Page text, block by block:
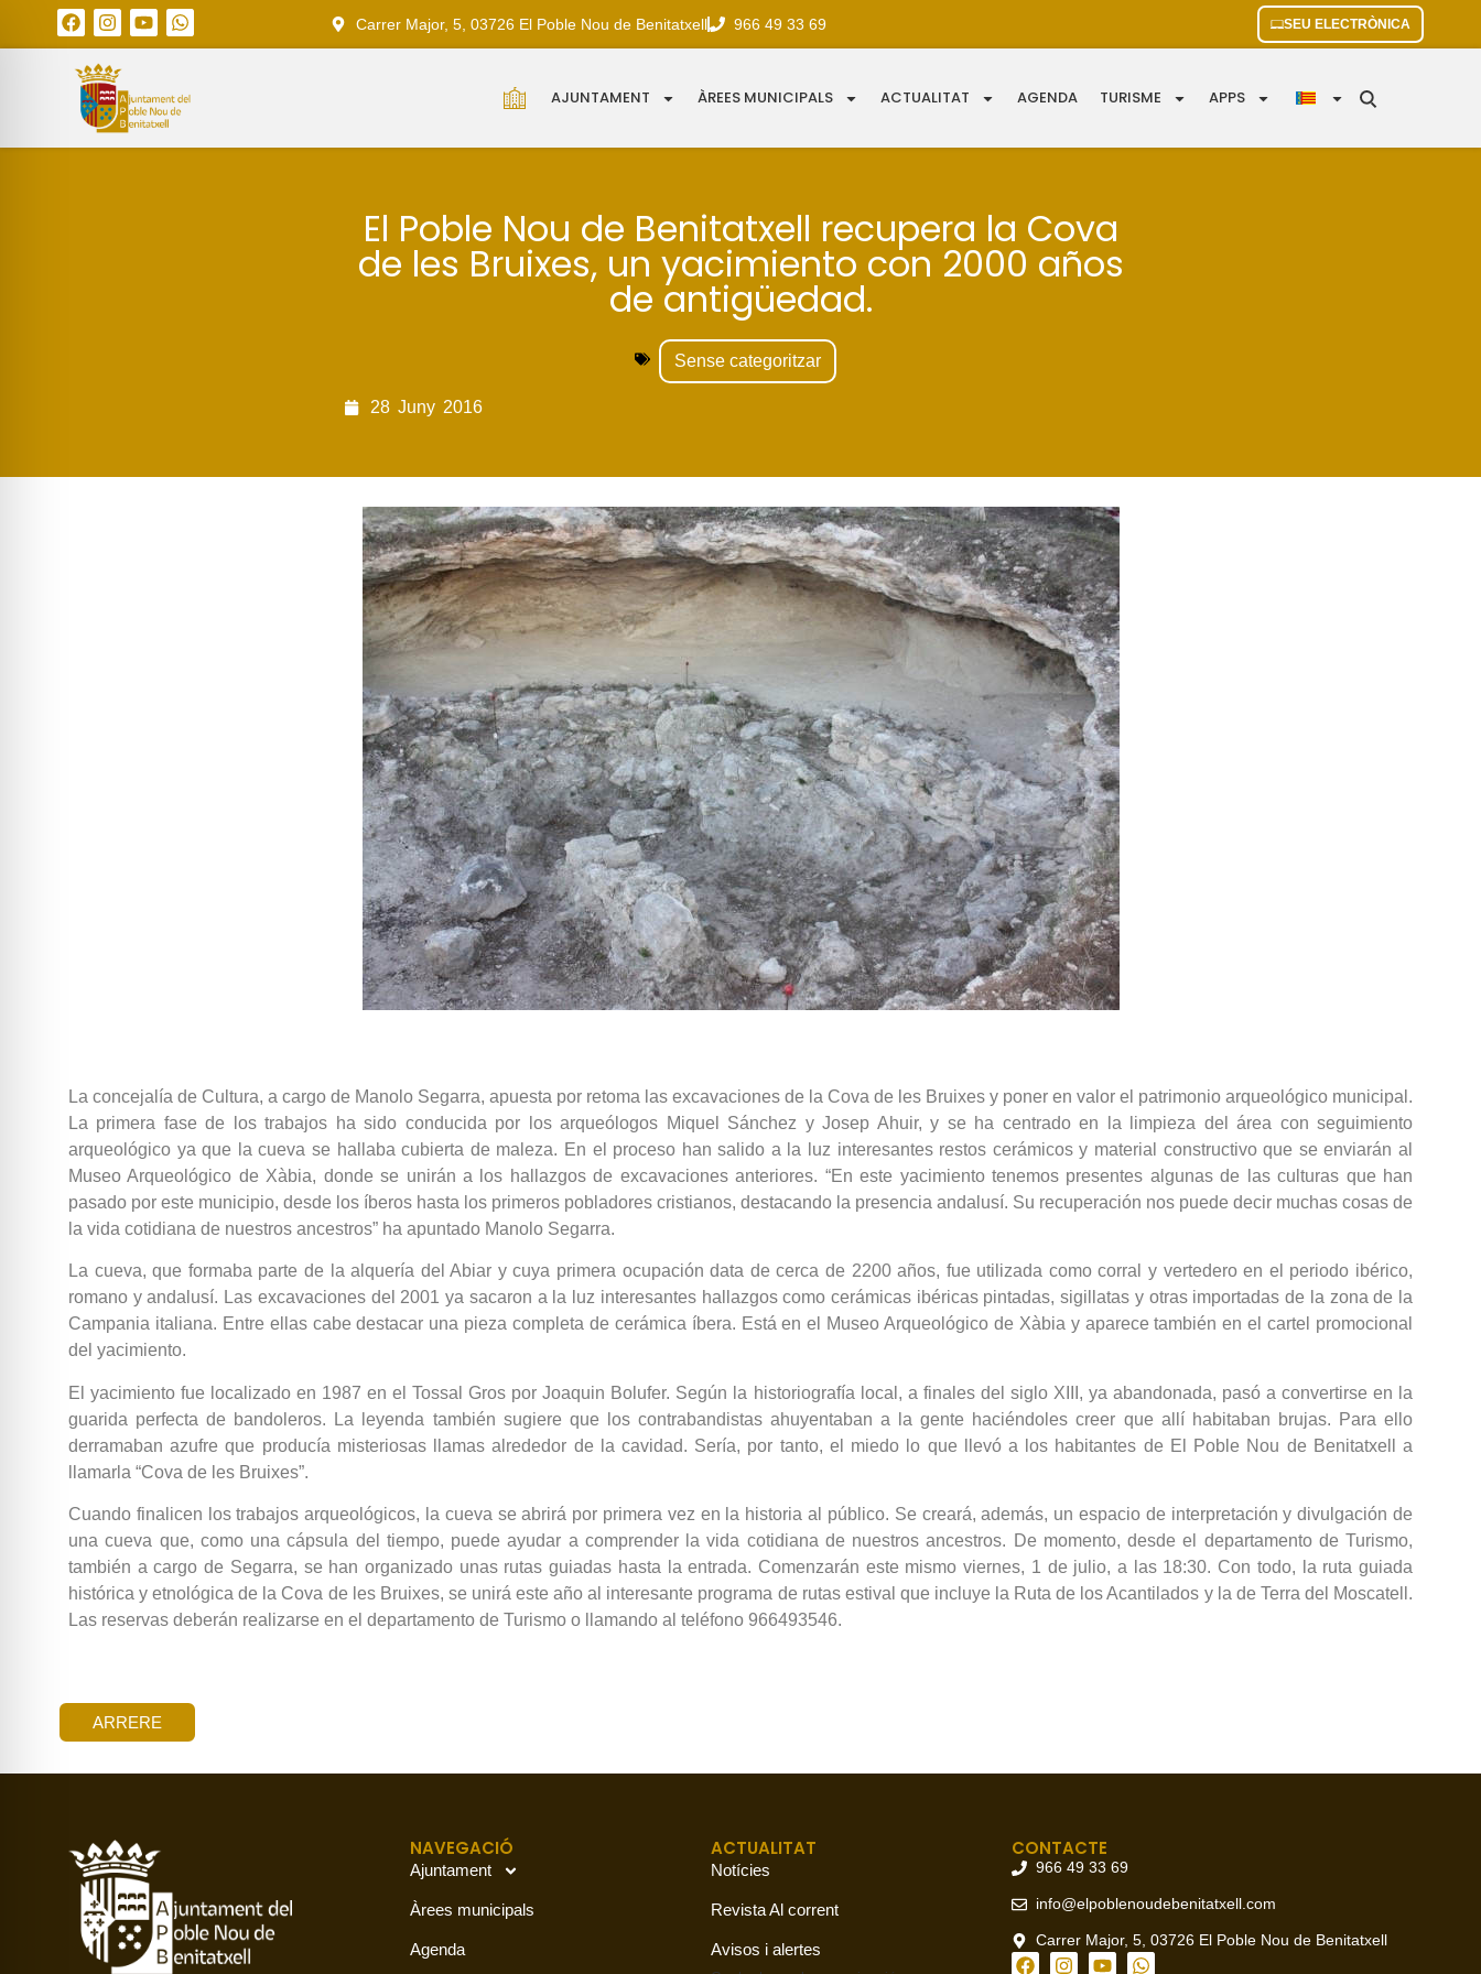
Carrer Major, 5, 03726 El Poble Nou de Benitatxell 966 49 33 69 SEU ELECTRÒNICA
AJUNTAMENT ÀREES MUNICIPALS ACTUALITAT AGENDA TURISME APPS
El Poble Nou de Benitatxell recupera la Cova
de les Bruixes, un yacimiento con 2000 años
de antigüedad.
Sense categoritzar
28 Juny 2016
La concejalía de Cultura, a cargo de Manolo Segarra, apuesta por retoma las excavaciones de la Cova de les Bruixes y poner en valor el patrimonio arqueológico municipal.
La primera fase de los trabajos ha sido conducida por los arqueólogos Miquel Sánchez y Josep Ahuir, y se ha centrado en la limpieza del área con seguimiento
arqueológico ya que la cueva se hallaba cubierta de maleza. En el proceso han salido a la luz interesantes restos cerámicos y material constructivo que se enviarán al
Museo Arqueológico de Xàbia, donde se unirán a los hallazgos de excavaciones anteriores. “En este yacimiento tenemos presentes algunas de las culturas que han
pasado por este municipio, desde los íberos hasta los primeros pobladores cristianos, destacando la presencia andalusí. Su recuperación nos puede decir muchas cosas de
la vida cotidiana de nuestros ancestros” ha apuntado Manolo Segarra.
La cueva, que formaba parte de la alquería del Abiar y cuya primera ocupación data de cerca de 2200 años, fue utilizada como corral y vertedero en el periodo ibérico,
romano y andalusí. Las excavaciones del 2001 ya sacaron a la luz interesantes hallazgos como cerámicas ibéricas pintadas, sigillatas y otras importadas de la zona de la
Campania italiana. Entre ellas cabe destacar una pieza completa de cerámica íbera. Está en el Museo Arqueológico de Xàbia y aparece también en el cartel promocional
del yacimiento.
El yacimiento fue localizado en 1987 en el Tossal Gros por Joaquin Bolufer. Según la historiografía local, a finales del siglo XIII, ya abandonada, pasó a convertirse en la
guarida perfecta de bandoleros. La leyenda también sugiere que los contrabandistas ahuyentaban a la gente haciéndoles creer que allí habitaban brujas. Para ello
derramaban azufre que producía misteriosas llamas alrededor de la cavidad. Sería, por tanto, el miedo lo que llevó a los habitantes de El Poble Nou de Benitatxell a
llamarla “Cova de les Bruixes”.
Cuando finalicen los trabajos arqueológicos, la cueva se abrirá por primera vez en la historia al público. Se creará, además, un espacio de interpretación y divulgación de
una cueva que, como una cápsula del tiempo, puede ayudar a comprender la vida cotidiana de nuestros ancestros. De momento, desde el departamento de Turismo,
también a cargo de Segarra, se han organizado unas rutas guiadas hasta la entrada. Comenzarán este mismo viernes, 1 de julio, a las 18:30. Con todo, la ruta guiada
histórica y etnológica de la Cova de les Bruixes, se unirá este año al interesante programa de rutas estival que incluye la Ruta de los Acantilados y la de Terra del Moscatell.
Las reservas deberán realizarse en el departamento de Turismo o llamando al teléfono 966493546.
ARRERE
NAVEGACIÓ
Ajuntament
Àrees municipals
Agenda
ACTUALITAT
Notícies
Revista Al corrent
Avisos i alertes
CONTACTE
966 49 33 69
info@elpoblenoudebenitatxell.com
Carrer Major, 5, 03726 El Poble Nou de Benitatxell